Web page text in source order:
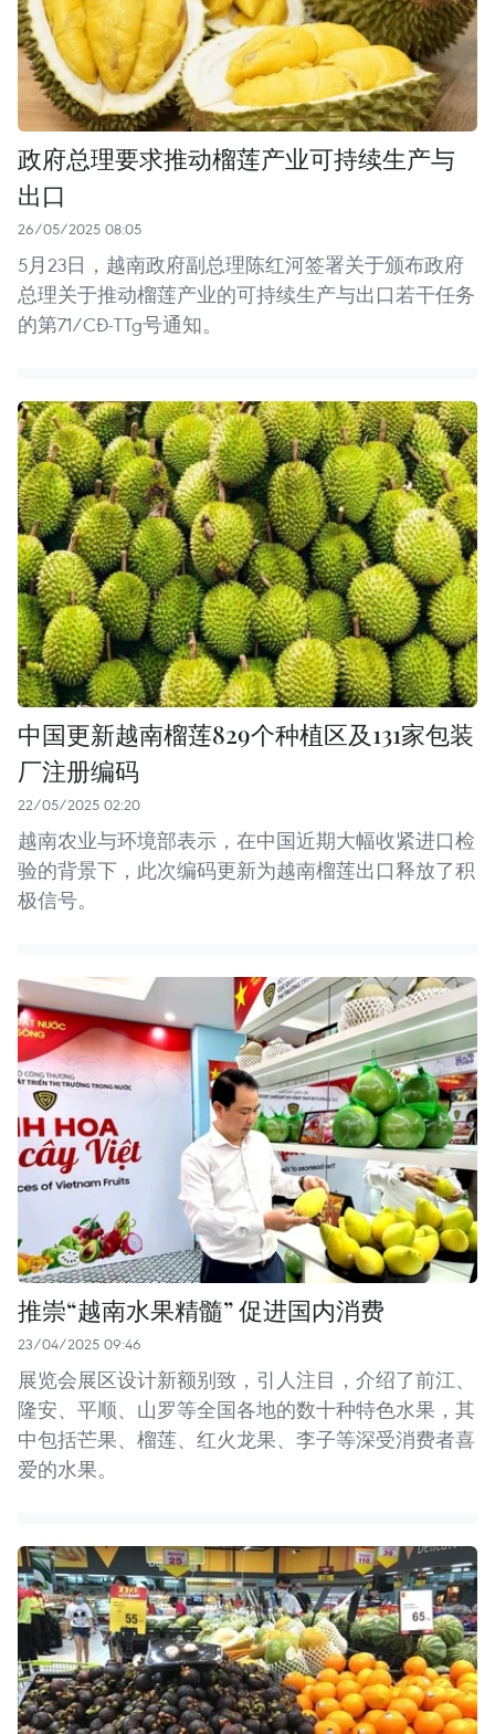
政府总理要求推动榴莲产业可持续生产与
出口
26/05/2025 08:05
5月23日，越南政府副总理陈红河签署关于颁布政府
总理关于推动榴莲产业的可持续生产与出口若干任务
的第71/CĐ-TTg号通知。
中国更新越南榴莲829个种植区及131家包装
厂注册编码
22/05/2025 02:20
越南农业与环境部表示，在中国近期大幅收紧进口检
验的背景下，此次编码更新为越南榴莲出口释放了积
极信号。
推崇“越南水果精髓” 促进国内消费
23/04/2025 09:46
展览会展区设计新额别致，引人注目，介绍了前江、
隆安、平顺、山罗等全国各地的数十种特色水果，其
中包括芒果、榴莲、红火龙果、李子等深受消费者喜
爱的水果。